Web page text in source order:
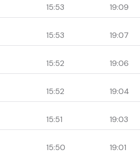
15:53 19:09
15:53 19:07
15:52 19:06
15:52 19:04
15:51 19:03
15:50 19:01